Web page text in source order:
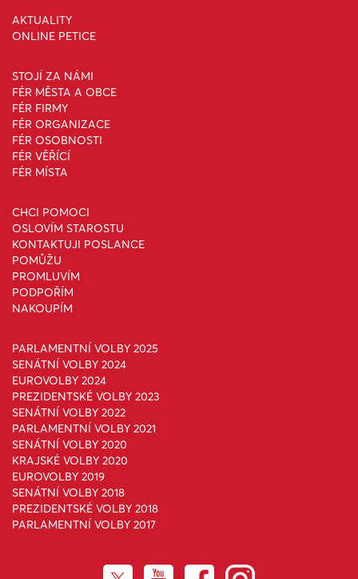
AKTUALITY
ONLINE PETICE
STOJÍ ZA NÁMI
FÉR MĚSTA A OBCE
FÉR FIRMY
FÉR ORGANIZACE
FÉR OSOBNOSTI
FÉR VĚŘÍCÍ
FÉR MÍSTA
CHCI POMOCI
OSLOVÍM STAROSTU
KONTAKTUJI POSLANCE
POMŮŽU
PROMLUVÍM
PODPOŘÍM
NAKOUPÍM
PARLAMENTNÍ VOLBY 2025
SENÁTNÍ VOLBY 2024
EUROVOLBY 2024
PREZIDENTSKÉ VOLBY 2023
SENÁTNÍ VOLBY 2022
PARLAMENTNÍ VOLBY 2021
SENÁTNÍ VOLBY 2020
KRAJSKÉ VOLBY 2020
EUROVOLBY 2019
SENÁTNÍ VOLBY 2018
PREZIDENTSKÉ VOLBY 2018
PARLAMENTNÍ VOLBY 2017